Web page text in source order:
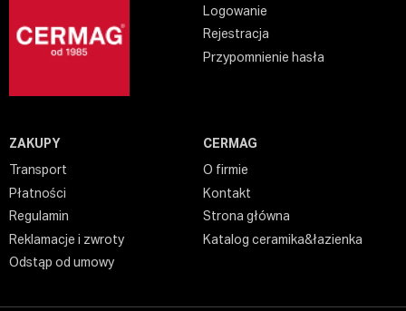
Logowanie
Rejestracja
Przypomnienie hasła
ZAKUPY
Transport
Płatności
Regulamin
Reklamacje i zwroty
Odstąp od umowy
CERMAG
O firmie
Kontakt
Strona główna
Katalog ceramika&łazienka